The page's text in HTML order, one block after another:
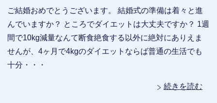
ご結婚おめでとうございます。 結婚式の準備は着々と進
んでいますか？ ところでダイエットは大丈夫ですか？ 1週
間で10kg減量なんて断食絶食する以外に絶対にありえま
せんが、4ヶ月で4kgのダイエットならば普通の生活でも
十分・・・
続きを読む